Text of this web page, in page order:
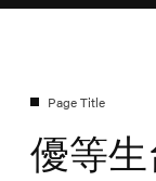
優等